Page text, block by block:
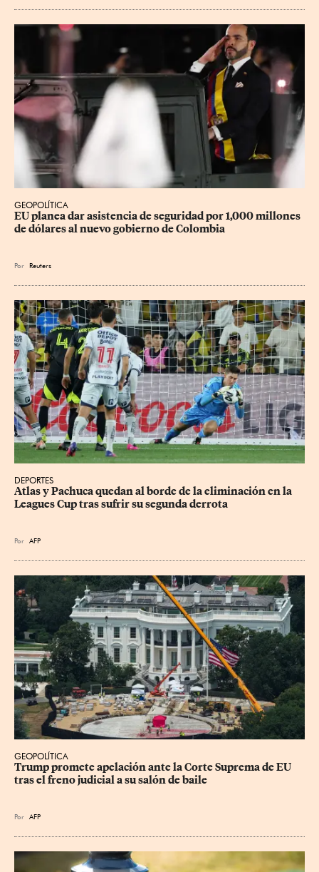
GEOPOLÍTICA
EU planea dar asistencia de seguridad por 1,000 millones
de dólares al nuevo gobierno de Colombia
Por Reuters
DEPORTES
Atlas y Pachuca quedan al borde de la eliminación en la
Leagues Cup tras sufrir su segunda derrota
Por AFP
GEOPOLÍTICA
Trump promete apelación ante la Corte Suprema de EU
tras el freno judicial a su salón de baile
Por AFP